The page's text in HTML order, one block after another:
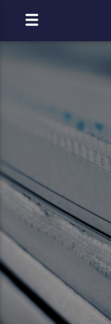
MOST ADÁSBAN
MannaFM
Spandau